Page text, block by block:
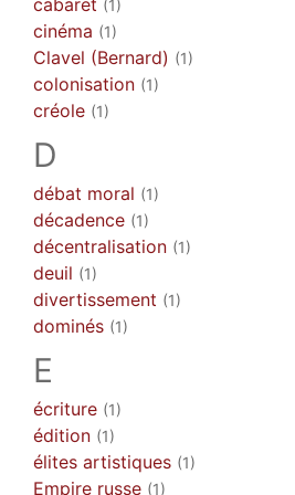
(1)
cinéma (1)
Clavel (Bernard) (1)
colonisation (1)
créole (1)
D
débat moral (1)
décadence (1)
décentralisation (1)
deuil (1)
divertissement (1)
dominés (1)
E
écriture (1)
édition (1)
élites artistiques (1)
Empire russe (1)